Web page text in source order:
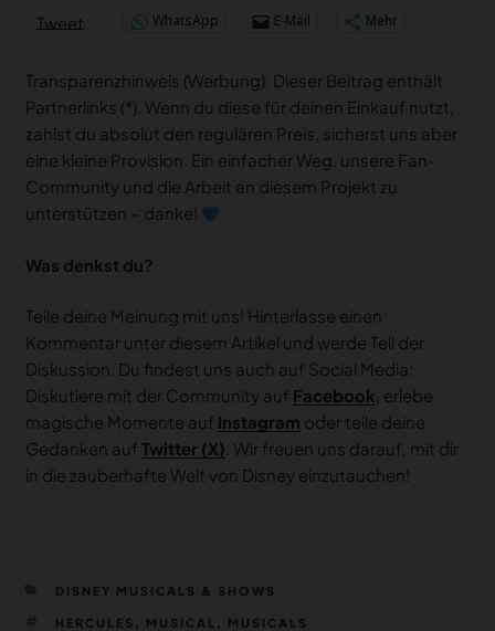
Tweet WhatsApp E-Mail Mehr
Transparenzhinweis (Werbung): Dieser Beitrag enthält
Partnerlinks (*). Wenn du diese für deinen Einkauf nutzt,
zahlst du absolut den regulären Preis, sicherst uns aber
eine kleine Provision. Ein einfacher Weg, unsere Fan-
Community und die Arbeit an diesem Projekt zu
unterstützen – danke!
Was denkst du?
Teile deine Meinung mit uns! Hinterlasse einen
Kommentar unter diesem Artikel und werde Teil der
Diskussion. Du findest uns auch auf Social Media:
Diskutiere mit der Community auf Facebook , erlebe
magische Momente auf Instagram oder teile deine
Gedanken auf Twitter (X) . Wir freuen uns darauf, mit dir
in die zauberhafte Welt von Disney einzutauchen!
KATEGORIEN
DISNEY MUSICALS & SHOWS
SCHLAGWÖRTER
HERCULES MUSICAL MUSICALS